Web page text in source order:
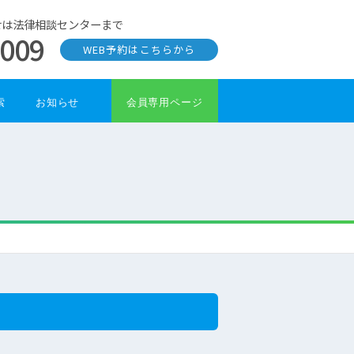
法律相談センターまで
WEB予約はこちらから
お知らせ 会員専用ページ